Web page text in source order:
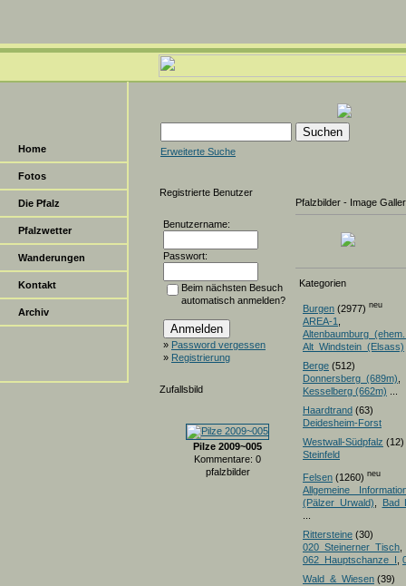
Home
Fotos
Die Pfalz
Pfalzwetter
Wanderungen
Kontakt
Archiv
Erweiterte Suche
Registrierte Benutzer
Benutzername:
Passwort:
Beim nächsten Besuch
automatisch anmelden?
» Password vergessen
» Registrierung
Zufallsbild
Pilze 2009~005
Kommentare: 0
pfalzbilder
Pfalzbilder - Image
Kategorien
Burgen (2977) neu
AREA-1
Alt_Windstein_(Elsass)
Berge (512)
Donnersberg_(689m)
Kesselberg (662m)
Haardtrand (63)
Deidesheim-Forst
Westwall-Südpfalz (12)
Steinfeld
Felsen (1260) neu
Allgemeine
(Pälzer Urwald)
Bad
Rittersteine (30)
020_Steinerner_Tisch
062_Hauptschanze_I
Wald_&_Wiesen (39)